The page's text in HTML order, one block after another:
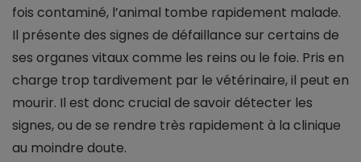
fois contaminé, l’animal tombe rapidement malade.
Il présente des signes de défaillance sur certains de
ses organes vitaux comme les reins ou le foie. Pris en
charge trop tardivement par le vétérinaire, il peut en
mourir. Il est donc crucial de savoir détecter les
signes, ou de se rendre très rapidement à la clinique
au moindre doute.